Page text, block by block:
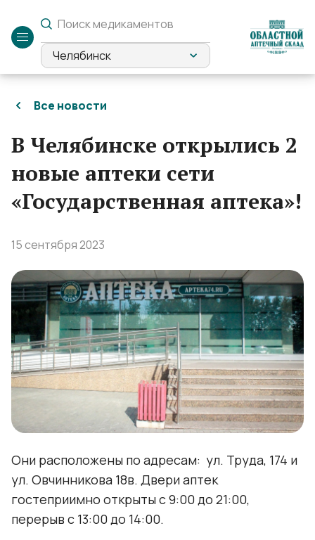
Челябинск
Служебный
вход
Все новости
В Челябинске открылись 2
новые аптеки сети
«Государственная аптека»!
15 сентября 2023
Они расположены по адресам: ул. Труда, 174 и
ул. Овчинникова 18в. Двери аптек
гостеприимно открыты с 9:00 до 21:00,
перерыв с 13:00 до 14:00.